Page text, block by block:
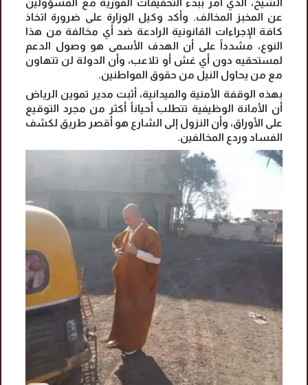
عن المخبز المخالف. وأكد وكيل الوزارة على ضرورة اتخاذ
كافة الإجراءات القانونية الرادعة ضد أي مخالفة من هذا
النوع، مشدداً على أن الهدف الأسمى هو وصول الدعم
لمستحقيه دون أي غش أو تلاعب، وأن الدولة لن تتهاون
مع من يحاول النيل من حقوق المواطنين.
بهذه الوقفة الأمنية والميدانية، أثبت مدير تموين الرياض
أن الأمانة الوظيفية تتطلب أحياناً أكثر من مجرد التوقيع
على الأوراق، وأن النزول إلى الشارع هو أقصر طريق لكشف
الفساد وردع المخالفين.